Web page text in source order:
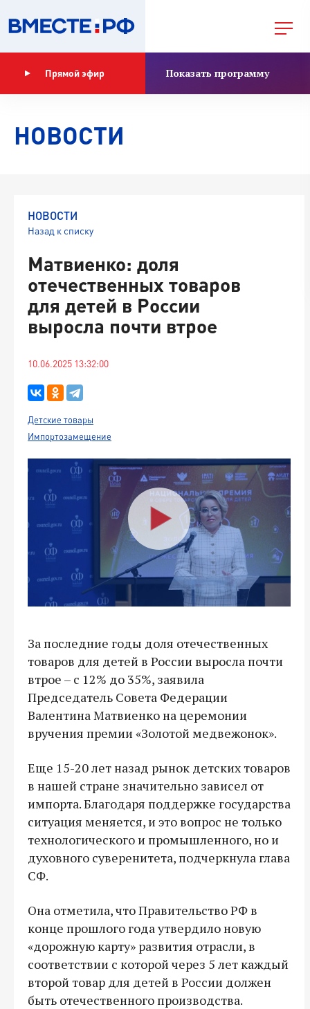
Прямой эфир Показать программу
НОВОСТИ
НОВОСТИ
Назад к списку
Матвиенко: доля
отечественных товаров
для детей в России
выросла почти втрое
10.06.2025 13:32:00
Детские товары
Импортозамещение
За последние годы доля отечественных
товаров для детей в России выросла почти
втрое – с 12% до 35%, заявила
Председатель Совета Федерации
Валентина Матвиенко на церемонии
вручения премии «Золотой медвежонок».
Еще 15-20 лет назад рынок детских товаров
в нашей стране значительно зависел от
импорта. Благодаря поддержке государства
ситуация меняется, и это вопрос не только
технологического и промышленного, но и
духовного суверенитета, подчеркнула глава
СФ.
Она отметила, что Правительство РФ в
конце прошлого года утвердило новую
«дорожную карту» развития отрасли, в
соответствии с которой через 5 лет каждый
второй товар для детей в России должен
быть отечественного производства.